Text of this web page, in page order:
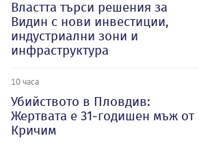
Властта търси решения за
Видин с нови инвестиции,
индустриални зони и
инфраструктура
10 часа
Убийството в Пловдив:
Жертвата е 31-годишен мъж от
Кричим